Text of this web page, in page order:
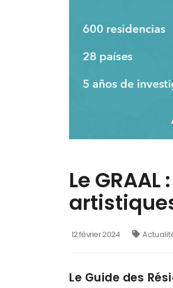
Le
12 février 2024
Le Guide des